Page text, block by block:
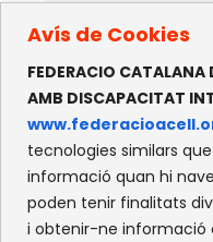
Avís de Cookies
FEDERACIO CATALANA
AMB DISCAPACITAT
tecnologies similars
informació quan hi
poden tenir finalitats
i obtenir-ne informació
Els esportistes
Aventura i